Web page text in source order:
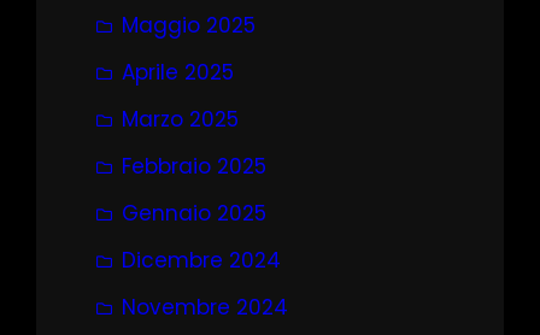
Maggio 2025
Aprile 2025
Marzo 2025
Febbraio 2025
Gennaio 2025
Dicembre 2024
Novembre 2024